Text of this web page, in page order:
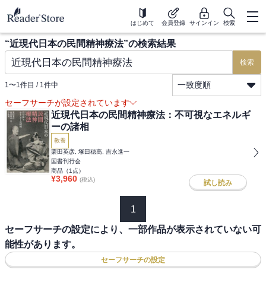
はじめて 会員登録 サインイン 検索
“近現代日本の民間精神療法”の検索結果
検索
1〜1件目 / 1件中
一致度順
セーフサーチが設定されています
近現代日本の民間精神療法：不可視なエネルギ
ーの諸相
教養
栗田英彦, 塚田穂高, 吉永進一
国書刊行会
商品（1 点）
¥3,960 (税込) 試し読み
1
セーフサーチの設定により、一部作品が表示されていない可
能性があります。
セーフサーチの設定